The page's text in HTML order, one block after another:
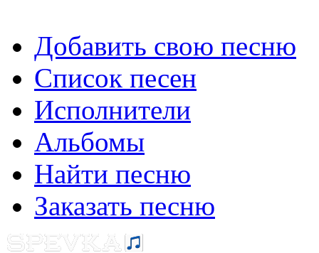
Добавить свою песню
Список песен
Исполнители
Альбомы
Найти песню
Заказать песню